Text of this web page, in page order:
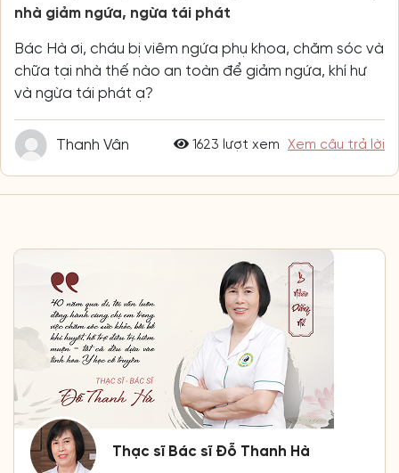
nhà giảm ngứa, ngừa tái phát
Bác Hà ơi, cháu bị viêm ngứa phụ khoa, chăm sóc và
chữa tại nhà thế nào an toàn để giảm ngứa, khí hư
và ngừa tái phát ạ?
Thanh Vân 1623 lượt xem Xem câu trả lời
Thạc sĩ Bác sĩ Đỗ Thanh Hà